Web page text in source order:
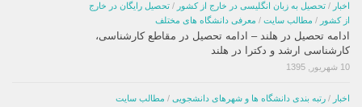
اخبار / تحصیل به زبان انگلیسی در خارج از کشور / تحصیل رایگان در خارج
از کشور / مطالب سایت / معرفی دانشگاه های مختلف
ادامه تحصیل در هلند – ادامه تحصیل در مقاطع کارشناسی،
کارشناسی ارشد و دکترا در هلند
10 شهریور, 1395
اخبار / رتبه بندی دانشگاه ها و شهرهای دانشجویی / مطالب سایت